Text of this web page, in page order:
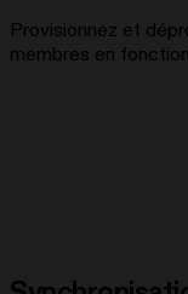
Provisionnez et
membres en